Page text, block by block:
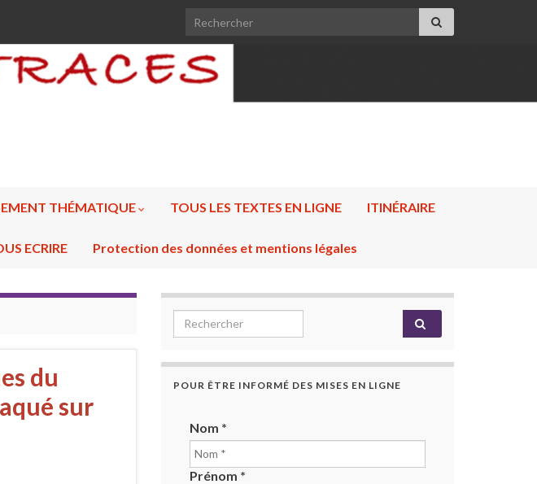
Search for:
THÉMATIQUE TOUS LES TEXTES EN LIGNE ITINÉRAIRE
ECRIRE Protection des données et mentions légales
du
sur
Search for:
POUR ÊTRE INFORMÉ DES MISES EN LIGNE
Nom *
Prénom *